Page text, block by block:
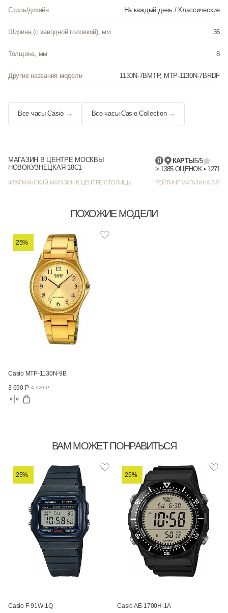
Стиль/дизайн На каждый день / Классические
Ширина (с заводной головкой), мм 36
Толщина, мм 8
Другие названия модели 1130N-7BMTP, MTP-1130N-7BRDF
Все часы Casio → Все часы Casio Collection →
МАГАЗИН В ЦЕНТРЕ МОСКВЫ
НОВОКУЗНЕЦКАЯ 18С1
ФЛАГМАНСКИЙ МАГАЗИН В ЦЕНТРЕ СТОЛИЦЫ
КАРТЫ5/5
РЕЙТИНГ МАГАЗИНА В
ПОХОЖИЕ МОДЕЛИ
25%
Casio MTP-1130N-9B
3 690 Р 4 920 Р
ВАМ МОЖЕТ ПОНРАВИТЬСЯ
25%
Casio F-91W-1Q
25%
Casio AE-1700H-1A